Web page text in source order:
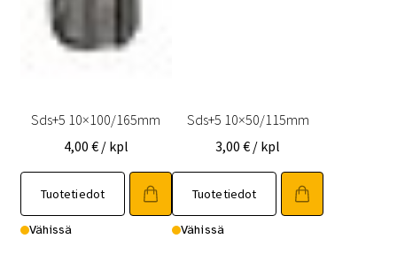
Sds+5 10×100/165mm
4,00 € / kpl
Tuotetiedot
Vähissä
Sds+5 10×50/115mm
3,00€ / kpl
Tuotetiedot
Vähissä